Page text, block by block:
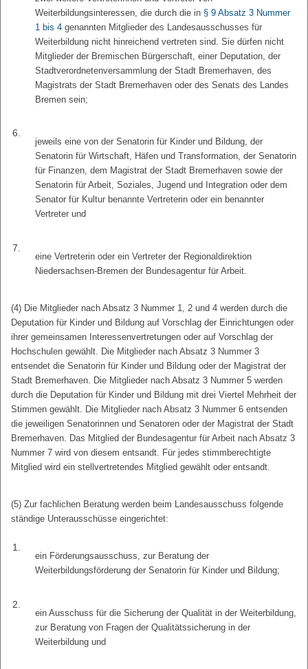
Weiterbildungsinteressen, die durch die in § 9 Absatz 3 Nummer
1 bis 4 genannten Mitglieder des Landesausschusses für
Weiterbildung nicht hinreichend vertreten sind. Sie dürfen nicht
Mitglieder der Bremischen Bürgerschaft, einer Deputation, der
Stadtverordnetenversammlung der Stadt Bremerhaven, des
Magistrats der Stadt Bremerhaven oder des Senats des Landes
Bremen sein;
6.
jeweils eine von der Senatorin für Kinder und Bildung, der
Senatorin für Wirtschaft, Häfen und Transformation, der Senatorin
für Finanzen, dem Magistrat der Stadt Bremerhaven sowie der
Senatorin für Arbeit, Soziales, Jugend und Integration oder dem
Senator für Kultur benannte Vertreterin oder ein benannter
Vertreter und
7.
eine Vertreterin oder ein Vertreter der Regionaldirektion
Niedersachsen-Bremen der Bundesagentur für Arbeit.
(4) Die Mitglieder nach Absatz 3 Nummer 1, 2 und 4 werden durch die
Deputation für Kinder und Bildung auf Vorschlag der Einrichtungen oder
ihrer gemeinsamen Interessenvertretungen oder auf Vorschlag der
Hochschulen gewählt. Die Mitglieder nach Absatz 3 Nummer 3
entsendet die Senatorin für Kinder und Bildung oder der Magistrat der
Stadt Bremerhaven. Die Mitglieder nach Absatz 3 Nummer 5 werden
durch die Deputation für Kinder und Bildung mit drei Viertel Mehrheit der
Stimmen gewählt. Die Mitglieder nach Absatz 3 Nummer 6 entsenden
die jeweiligen Senatorinnen und Senatoren oder der Magistrat der Stadt
Bremerhaven. Das Mitglied der Bundesagentur für Arbeit nach Absatz 3
Nummer 7 wird von diesem entsandt. Für jedes stimmberechtigte
Mitglied wird ein stellvertretendes Mitglied gewählt oder entsandt.
(5) Zur fachlichen Beratung werden beim Landesausschuss folgende
ständige Unterausschüsse eingerichtet:
1.
ein Förderungsausschuss, zur Beratung der
Weiterbildungsförderung der Senatorin für Kinder und Bildung;
2.
ein Ausschuss für die Sicherung der Qualität in der Weiterbildung,
zur Beratung von Fragen der Qualitätssicherung in der
Weiterbildung und